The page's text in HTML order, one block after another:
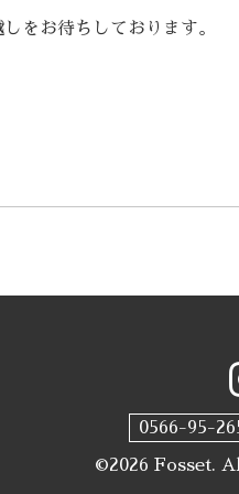
をお待ちしております。
0566-95-
©2026 Fosset.